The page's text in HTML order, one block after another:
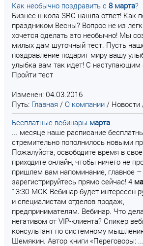
Как необычно поздравить с 8 марта?
Бизнес-школа SRC нашла ответ! Как
праздником Весны? Вопрос не из
хочется сделать это необычно! Мы
милых дам шуточный тест. Пусть
поздравление подарит миру вашу
улыбка вам так идет! С наступающим
Пройти тест
Изменен: 04.03.2016
Путь: Главная / О компании / Новости
Бесплатные вебинары марта
... месяце наше расписание
стремительно пополнилось новыми
Пожалуйста, освободите время в
приходите онлайн, чтобы ничего не
пришлем вам напоминание, главное –
зарегистрируйтесь прямо сейчас! 4
13:30 МСК Вебинар будет интересен
и специалистам отделов продаж,
предпринимателям. Вебинар. Что
негативом от VIP-клиента? Спикер
консультант по системному
Шемякин. Автор книги «Переговоры: ...